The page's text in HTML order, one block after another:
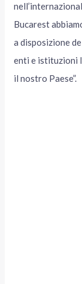
Bucarest
a disposizione
enti e istituzioni
il nostro Paese”.